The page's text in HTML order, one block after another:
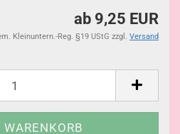
ab 9,25 EUR
Kleinuntern.-Reg. §19 UStG zzgl. Versand